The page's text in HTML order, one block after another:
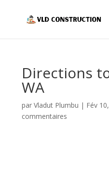
Directions
WA
par Vladut Plumbu | Fév
commentaires